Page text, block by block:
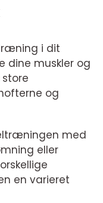
i dit
dine muskler og
og
med
eller
en varieret